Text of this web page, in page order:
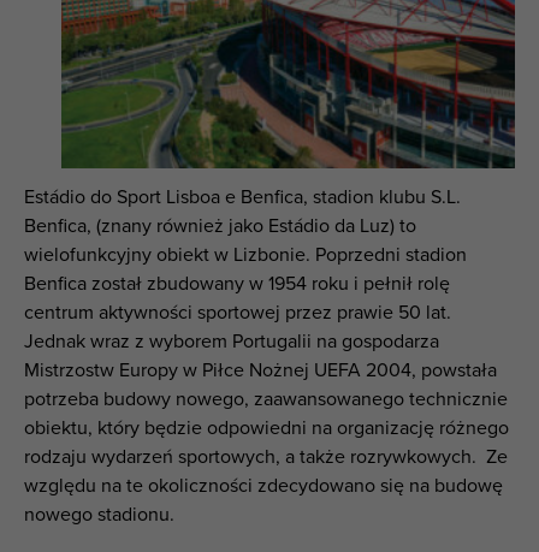
Estádio do Sport Lisboa e Benfica, stadion klubu S.L.
Benfica, (znany również jako Estádio da Luz) to
wielofunkcyjny obiekt w Lizbonie. Poprzedni stadion
Benfica został zbudowany w 1954 roku i pełnił rolę
centrum aktywności sportowej przez prawie 50 lat.
Jednak wraz z wyborem Portugalii na gospodarza
Mistrzostw Europy w Piłce Nożnej UEFA 2004, powstała
potrzeba budowy nowego, zaawansowanego technicznie
obiektu, który będzie odpowiedni na organizację różnego
rodzaju wydarzeń sportowych, a także rozrywkowych. Ze
względu na te okoliczności zdecydowano się na budowę
nowego stadionu.